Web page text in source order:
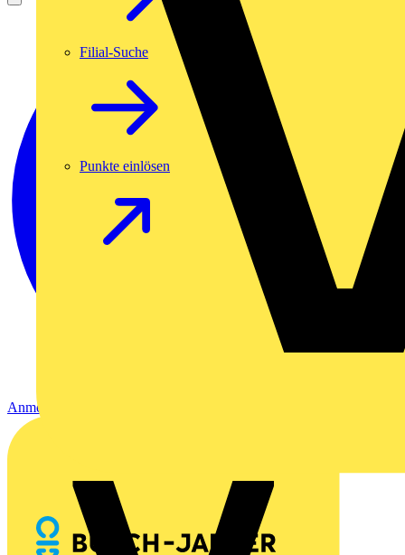
Filial-Suche
Punkte einlösen
Anmelden